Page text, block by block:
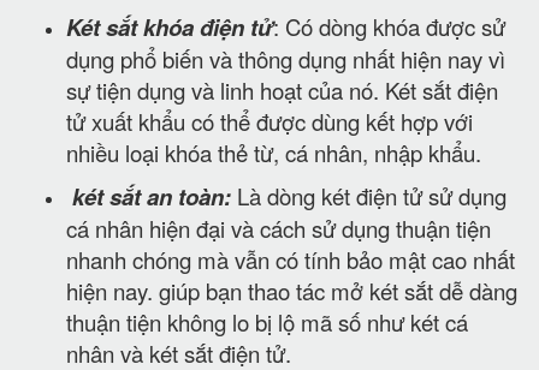
Két sắt khóa điện tử: Có dòng khóa được sử
dụng phổ biến và thông dụng nhất hiện nay vì
sự tiện dụng và linh hoạt của nó. Két sắt điện
tử xuất khẩu có thể được dùng kết hợp với
nhiều loại khóa thẻ từ, cá nhân, nhập khẩu.
két sắt an toàn: Là dòng két điện tử sử dụng
cá nhân hiện đại và cách sử dụng thuận tiện
nhanh chóng mà vẫn có tính bảo mật cao nhất
hiện nay. giúp bạn thao tác mở két sắt dễ dàng
thuận tiện không lo bị lộ mã số như két cá
nhân và két sắt điện tử.